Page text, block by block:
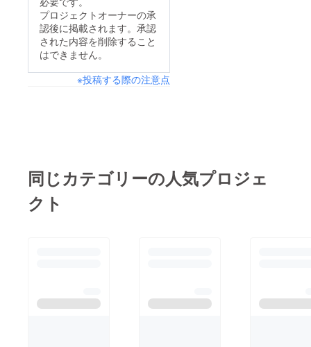
改めて、皆様この度
は、クラウドファン
ディングのご参加誠に
ありがとうございまし
た。これからも本当に
します。
で仕方ありません。ま
た近況報告は、こちら
とSNSにてアップして
いこうと思います。
引き続きよろしくお願
プロジェクトオーナーの承
認後に掲載されます。承認
された内容を削除すること
はできません。
※投稿する際の注意点
同じカテゴリーの人気プロジェ
クト